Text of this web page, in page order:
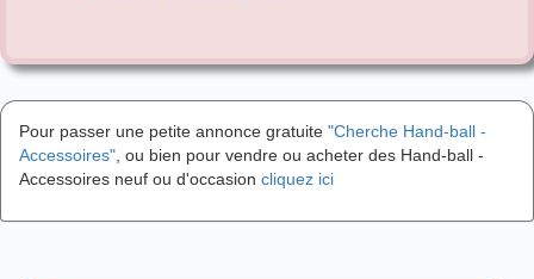
Pour passer une petite annonce gratuite "Cherche Hand-ball -
Accessoires" , ou bien pour vendre ou acheter des Hand-ball -
Accessoires neuf ou d'occasion cliquez ici